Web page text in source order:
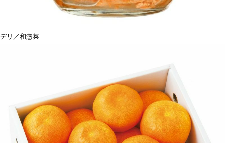
デリ／和惣菜